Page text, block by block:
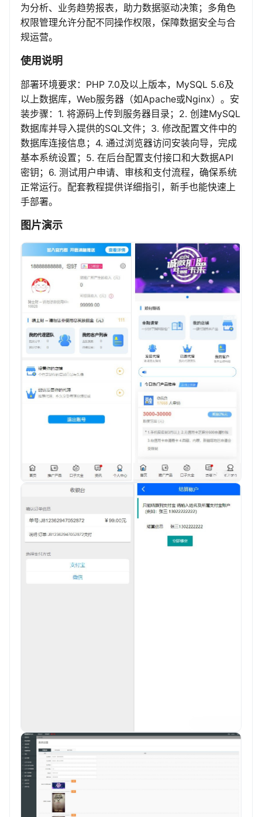
为分析、业务趋势报表，助力数据驱动决策；多角色
权限管理允许分配不同操作权限，保障数据安全与合
规运营。
使用说明
部署环境要求：PHP 7.0及以上版本，MySQL 5.6及
以上数据库，Web服务器（如Apache或Nginx）。安
装步骤：1. 将源码上传到服务器目录；2. 创建MySQL
数据库并导入提供的SQL文件；3. 修改配置文件中的
数据库连接信息；4. 通过浏览器访问安装向导，完成
基本系统设置；5. 在后台配置支付接口和大数据API
密钥；6. 测试用户申请、审核和支付流程，确保系统
正常运行。配套教程提供详细指引，新手也能快速上
手部署。
图片演示